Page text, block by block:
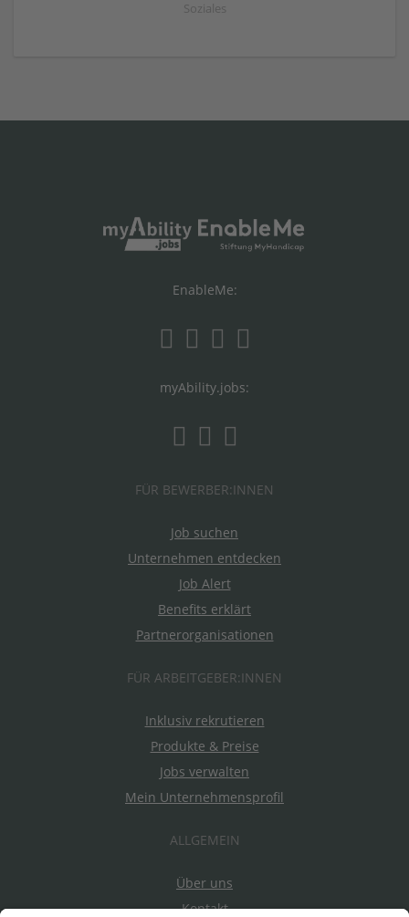
Soziales
EnableMe:
myAbility.jobs:
FÜR BEWERBER:INNEN
Job suchen
Unternehmen entdecken
Job Alert
Benefits erklärt
Partnerorganisationen
FÜR ARBEITGEBER:INNEN
Inklusiv rekrutieren
Produkte & Preise
Jobs verwalten
Mein Unternehmensprofil
ALLGEMEIN
Über uns
Kontakt